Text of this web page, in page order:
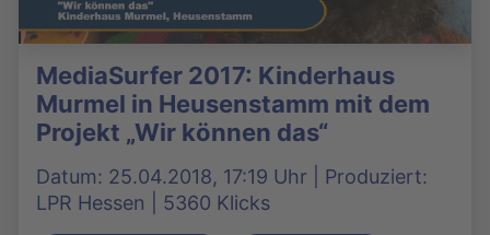
MediaSurfer 2017: Kinderhaus
Murmel in Heusenstamm mit dem
Projekt „Wir können das“
Datum: 25.04.2018, 17:19 Uhr | Produziert:
LPR Hessen | 5360 Klicks